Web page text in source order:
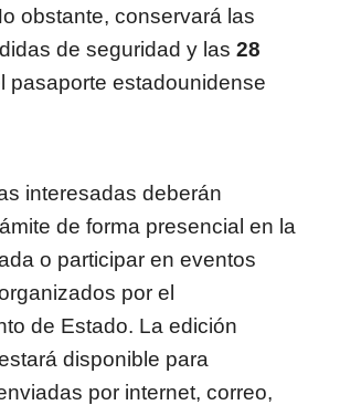
obstante, conservará las
de seguridad y las 28
pasaporte estadounidense
interesadas deberán
de forma presencial en la
o participar en eventos
por el
de Estado. La edición
disponible para
por internet, correo,